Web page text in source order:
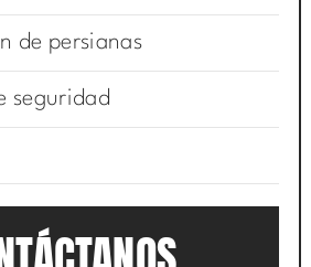
de persianas
seguridad